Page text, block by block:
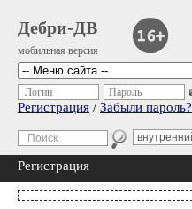
Дебри-ДВ
мобильная версия
Логин Пароль
Регистрация / Забыли пароль?
Регистрация